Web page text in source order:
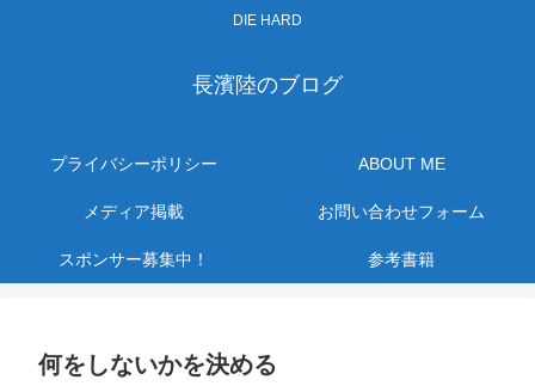
DIE HARD
長濱陸のブログ
プライバシーポリシー ABOUT ME
メディア掲載 お問い合わせフォーム
スポンサー募集中！ 参考書籍
何をしないかを決める